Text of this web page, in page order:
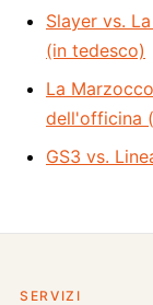
Slayer vs.
(in tedesco)
La
dell'officina
GS3 vs.
SERVIZI